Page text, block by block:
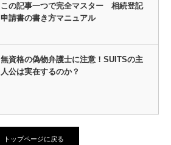
この記事一つで完全マスター 相続登記
申請書の書き方マニュアル
無資格の偽物弁護士に注意！SUITSの主
人公は実在するのか？
トップページに戻る